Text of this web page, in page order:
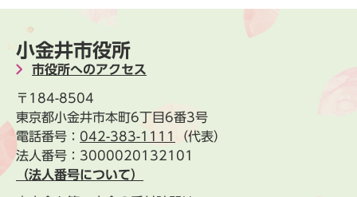
小金井市役所
市役所へのアクセス
〒184-8504
東京都小金井市本町6丁目6番3号
電話番号： 042-383-1111
（代表）
法人番号：3000020132101
（法人番号について）